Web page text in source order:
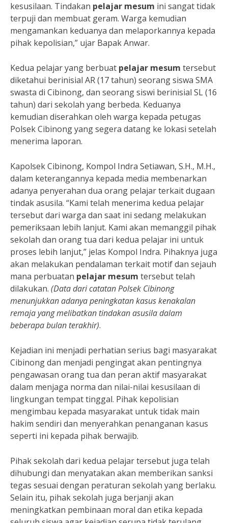
kesusilaan. Tindakan pelajar mesum ini sangat tidak
terpuji dan membuat geram. Warga kemudian
mengamankan keduanya dan melaporkannya kepada
pihak kepolisian,” ujar Bapak Anwar.
Kedua pelajar yang berbuat pelajar mesum tersebut
diketahui berinisial AR (17 tahun) seorang siswa SMA
swasta di Cibinong, dan seorang siswi berinisial SL (16
tahun) dari sekolah yang berbeda. Keduanya
kemudian diserahkan oleh warga kepada petugas
Polsek Cibinong yang segera datang ke lokasi setelah
menerima laporan.
Kapolsek Cibinong, Kompol Indra Setiawan, S.H., M.H.,
dalam keterangannya kepada media membenarkan
adanya penyerahan dua orang pelajar terkait dugaan
tindak asusila. “Kami telah menerima kedua pelajar
tersebut dari warga dan saat ini sedang melakukan
pemeriksaan lebih lanjut. Kami akan memanggil pihak
sekolah dan orang tua dari kedua pelajar ini untuk
proses lebih lanjut,” jelas Kompol Indra. Pihaknya juga
akan melakukan pendalaman terkait motif dan sejauh
mana perbuatan pelajar mesum tersebut telah
dilakukan. (Data dari catatan Polsek Cibinong
menunjukkan adanya peningkatan kasus kenakalan
remaja yang melibatkan tindakan asusila dalam
beberapa bulan terakhir).
Kejadian ini menjadi perhatian serius bagi masyarakat
Cibinong dan menjadi pengingat akan pentingnya
pengawasan orang tua dan peran aktif masyarakat
dalam menjaga norma dan nilai-nilai kesusilaan di
lingkungan tempat tinggal. Pihak kepolisian
mengimbau kepada masyarakat untuk tidak main
hakim sendiri dan menyerahkan penanganan kasus
seperti ini kepada pihak berwajib.
Pihak sekolah dari kedua pelajar tersebut juga telah
dihubungi dan menyatakan akan memberikan sanksi
tegas sesuai dengan peraturan sekolah yang berlaku.
Selain itu, pihak sekolah juga berjanji akan
meningkatkan pembinaan moral dan etika kepada